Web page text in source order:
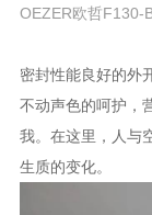
OEZER欧哲F130-
密封性能良好的外
不动声色的呵护，
我。在这里，人与
生质的变化。